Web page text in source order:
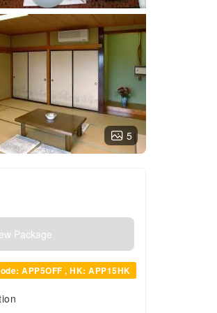
5
Package
APP5OFF , HK: APP15HK